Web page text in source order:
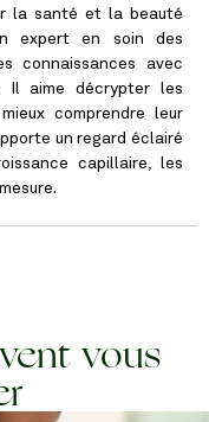
la santé et la beauté
expert en soin des
connaissances avec
Il aime décrypter les
comprendre leur
un regard éclairé
capillaire, les
vous